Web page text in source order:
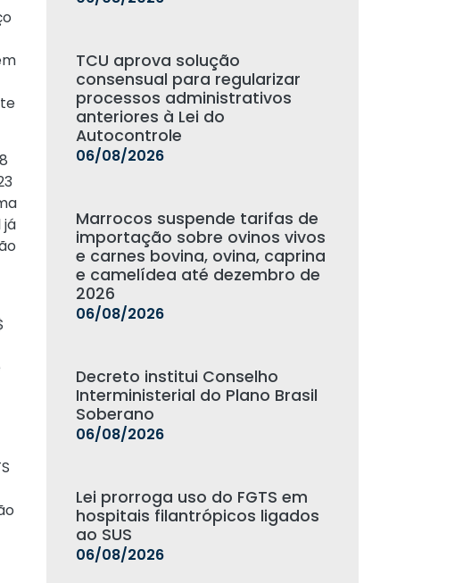
já
TCU aprova solução
consensual para regularizar
processos administrativos
anteriores à Lei do
Autocontrole
06/08/2026
Marrocos suspende tarifas de
importação sobre ovinos vivos
e carnes bovina, ovina, caprina
e camelídea até dezembro de
2026
06/08/2026
Decreto institui Conselho
Interministerial do Plano Brasil
Soberano
06/08/2026
Lei prorroga uso do FGTS em
hospitais filantrópicos ligados
ao SUS
06/08/2026